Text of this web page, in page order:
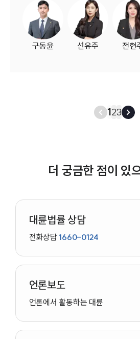
공작물의 설치 또는 보존의 하자가 인
책임에 관한 법률 제3조에 따라 손해
는지가 쟁점이었던 사건입니다.서울
초를 버린 자의 불법행위책임을 인정
구동윤 선유주 전현
123
더 궁금한 점이 있
대륜법률 상담
전화상담1660-0124
언론보도
언론에서 활동하는 대륜